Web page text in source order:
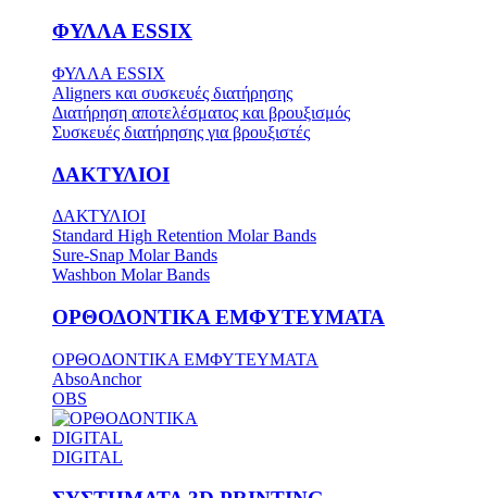
ΦΥΛΛΑ ESSIX
ΦΥΛΛΑ ESSIX
Aligners και συσκευές διατήρησης
Διατήρηση αποτελέσματος και βρουξισμός
Συσκευές διατήρησης για βρουξιστές
ΔΑΚΤΥΛΙΟΙ
ΔΑΚΤΥΛΙΟΙ
Standard High Retention Molar Bands
Sure-Snap Molar Bands
Washbon Molar Bands
ΟΡΘΟΔΟΝΤΙΚΑ ΕΜΦΥΤΕΥΜΑΤΑ
ΟΡΘΟΔΟΝΤΙΚΑ ΕΜΦΥΤΕΥΜΑΤΑ
AbsoAnchor
OBS
DIGITAL
DIGITAL